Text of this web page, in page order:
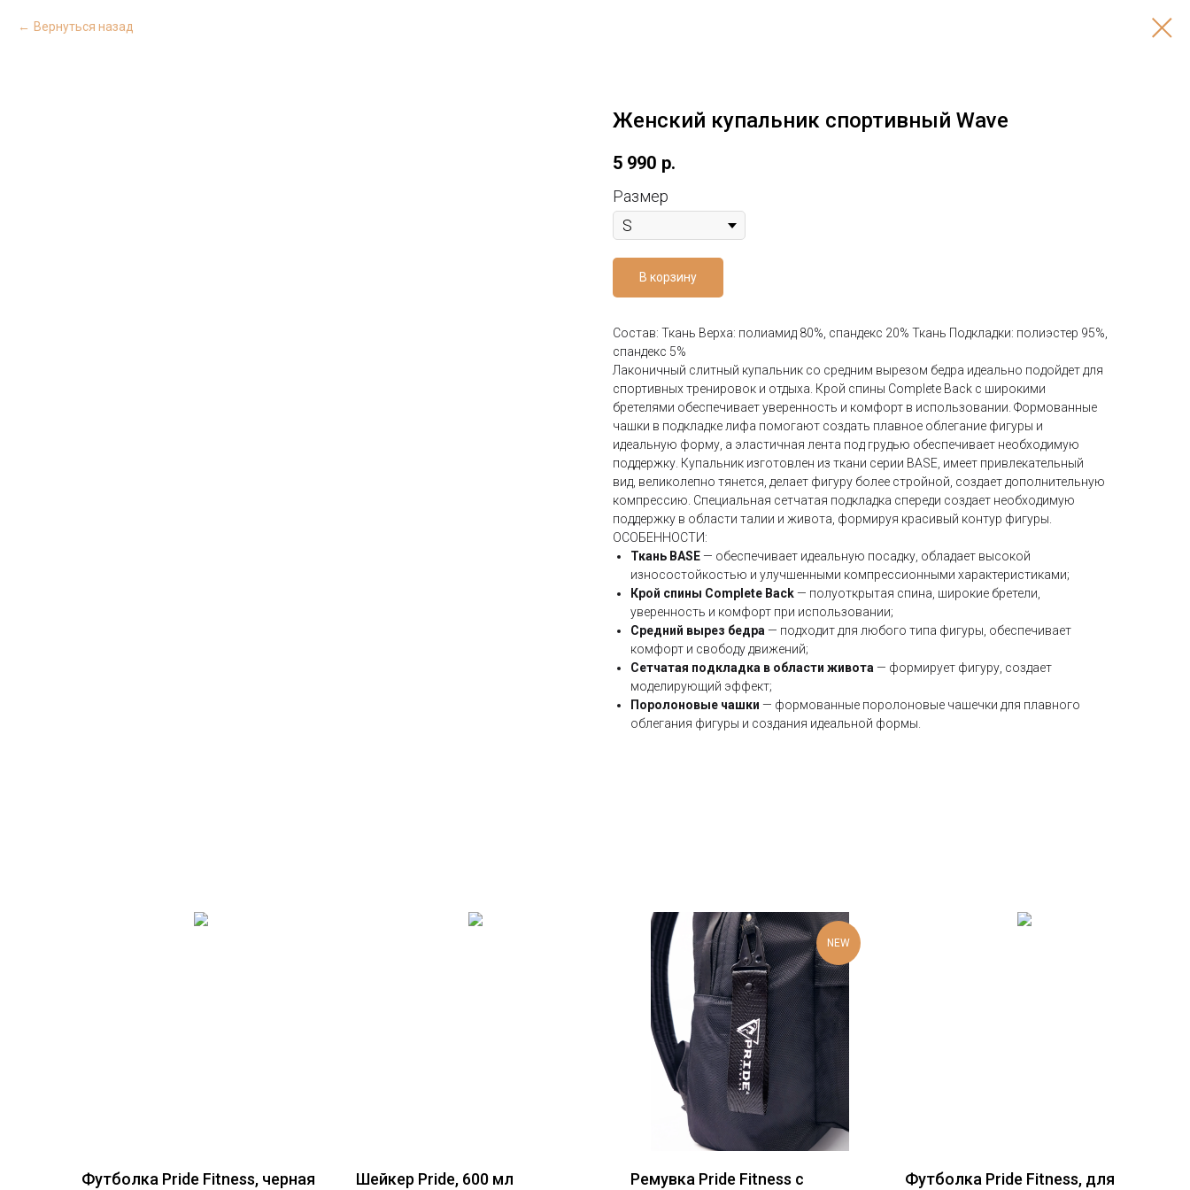
Вернуться назад
Женский купальник спортивный Wave
5 990 р.
Размер
В корзину
Состав: Ткань Верха: полиамид 80%, спандекс 20% Ткань Подкладки: полиэстер 95%,
спандекс 5%
Лаконичный слитный купальник со средним вырезом бедра идеально подойдет для
спортивных тренировок и отдыха. Крой спины Complete Back с широкими
бретелями обеспечивает уверенность и комфорт в использовании. Формованные
чашки в подкладке лифа помогают создать плавное облегание фигуры и
идеальную форму, а эластичная лента под грудью обеспечивает необходимую
поддержку. Купальник изготовлен из ткани серии BASE, имеет привлекательный
вид, великолепно тянется, делает фигуру более стройной, создает дополнительную
компрессию. Специальная сетчатая подкладка спереди создает необходимую
поддержку в области талии и живота, формируя красивый контур фигуры.
ОСОБЕННОСТИ:
Ткань BASE— обеспечивает идеальную посадку, обладает высокой
износостойкостью и улучшенными компрессионными характеристиками;
Крой спины Complete Back— полуоткрытая спина, широкие бретели,
уверенность и комфорт при использовании;
Средний вырез бедра— подходит для любого типа фигуры, обеспечивает
комфорт и свободу движений;
Сетчатая подкладка в области живота— формирует фигуру, создает
моделирующий эффект;
Поролоновые чашки — формованные поролоновые чашечки для плавного
облегания фигуры и создания идеальной формы.
Футболка Pride Fitness, черная Шейкер Pride, 600 мл
NEW
Ремувка Pride Fitness с Футболка Pride Fitness, для